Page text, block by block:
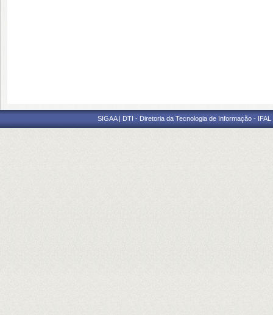
SIGAA | DTI - Diretoria da Tecnologia de Informação -